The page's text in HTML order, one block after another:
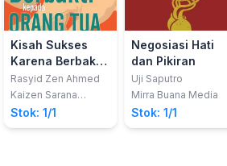
Kisah Sukses
Karena Berbakti
Pada Orang Tua
Rasyid Zen Ahmed
Kaizen Sarana
Edukasi
Stok: 1/1
Negosiasi Hati
dan Pikiran
Uji Saputro
Mirra Buana Media
Stok: 1/1